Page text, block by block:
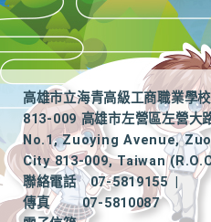
高雄市立海青高級工商職業學校
813-009 高雄市左營區左營大
No.1, Zuoying Avenue,
City 813-009, Taiwan
聯絡電話
07-5819155
|
傳真
07-5810087